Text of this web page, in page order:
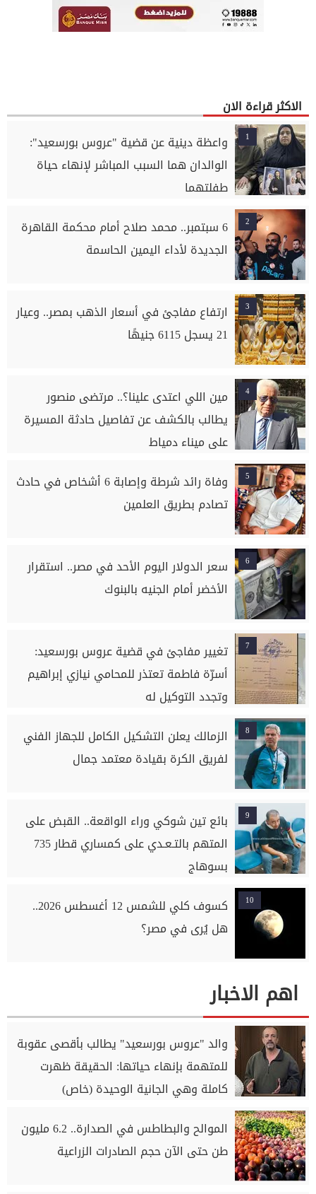
الاكثر قراءة الان
1
واعظة دينية عن قضية "عروس بورسعيد":
الوالدان هما السبب المباشر لإنهاء حياة
طفلتهما
2
6 سبتمبر.. محمد صلاح أمام محكمة القاهرة
الجديدة لأداء اليمين الحاسمة
3
ارتفاع مفاجئ في أسعار الذهب بمصر.. وعيار
21 يسجل 6115 جنيهًا
4
مين اللي اعتدى علينا؟.. مرتضى منصور
يطالب بالكشف عن تفاصيل حادثة المسيرة
على ميناء دمياط
5
وفاة رائد شرطة وإصابة 6 أشخاص في حادث
تصادم بطريق العلمين
6
سعر الدولار اليوم الأحد في مصر.. استقرار
الأخضر أمام الجنيه بالبنوك
7
تغيير مفاجئ في قضية عروس بورسعيد:
أسرّة فاطمة تعتذر للمحامي نيازي إبراهيم
وتجدد التوكيل له
8
الزمالك يعلن التشكيل الكامل للجهاز الفني
لفريق الكرة بقيادة معتمد جمال
9
بائع تين شوكي وراء الواقعة.. القبض على
المتهم بالتـعـدي على كمساري قطار 735
بسوهاج
10
كسوف كلي للشمس 12 أغسطس 2026..
هل يُرى في مصر؟
اهم الاخبار
والد "عروس بورسعيد" يطالب بأقصى عقوبة
للمتهمة بإنهاء حياتها: الحقيقة ظهرت
كاملة وهي الجانية الوحيدة (خاص)
الموالح والبطاطس في الصدارة.. 6.2 مليون
طن حتى الآن حجم الصادرات الزراعية